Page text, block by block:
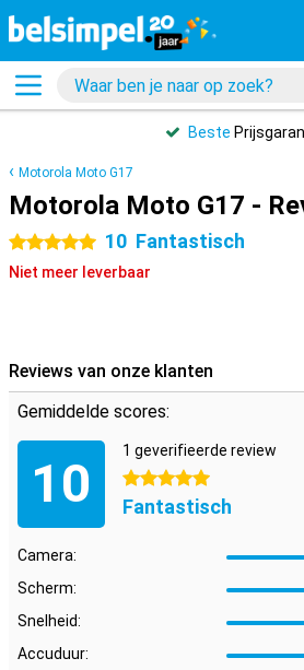
Beste
Motorola Moto G17
Motorola Moto G17 -
5 sterren 10 Fantastisch
Niet meer leverbaar
Reviews van onze klanten
Gemiddelde scores:
10
1 geverifieerde review
5 sterren
Fantastisch
Camera:
Scherm:
Snelheid:
Accuduur: